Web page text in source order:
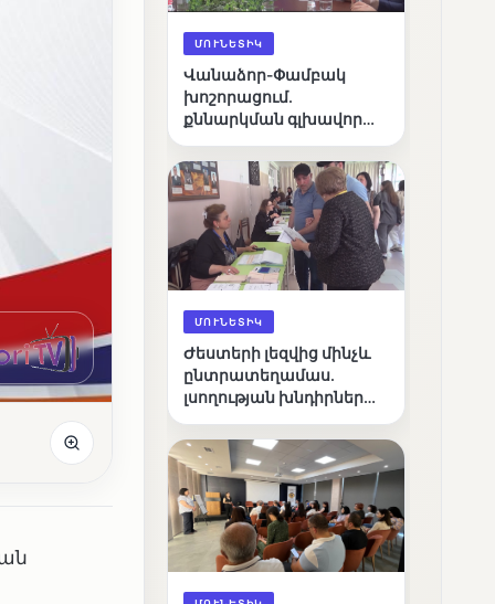
ՄՈՒՆԵՏԻԿ
Վանաձոր-Փամբակ
խոշորացում.
քննարկման գլխավոր
կառավարո՞ւմ, թե՞
քաղաքական նպատակ
ՄՈՒՆԵՏԻԿ
Ժեստերի լեզվից մինչև
ընտրատեղամաս.
լսողության խնդիրներ
ճանապարհը